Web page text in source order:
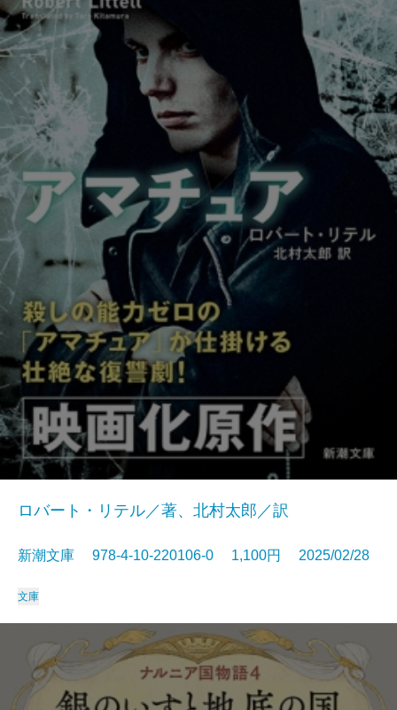
ロバート・リテル／著、北村太郎／訳
新潮文庫 978-4-10-220106-0 1,100円 2025/02/28
文庫